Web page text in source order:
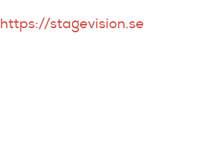
https://stagevision.se